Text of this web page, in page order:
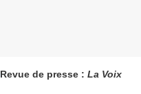
Revue de presse : La Voix